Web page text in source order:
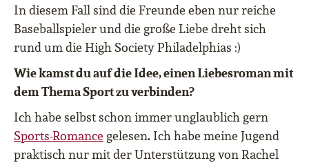
In diesem Fall sind die Freunde eben nur reiche
Baseballspieler und die große Liebe dreht sich
rund um die High Society Philadelphias :)
Wie kamst du auf die Idee, einen Liebesroman mit
dem Thema Sport zu verbinden?
Ich habe selbst schon immer unglaublich gern
Sports-Romance gelesen. Ich habe meine Jugend
praktisch nur mit der Unterstützung von Rachel